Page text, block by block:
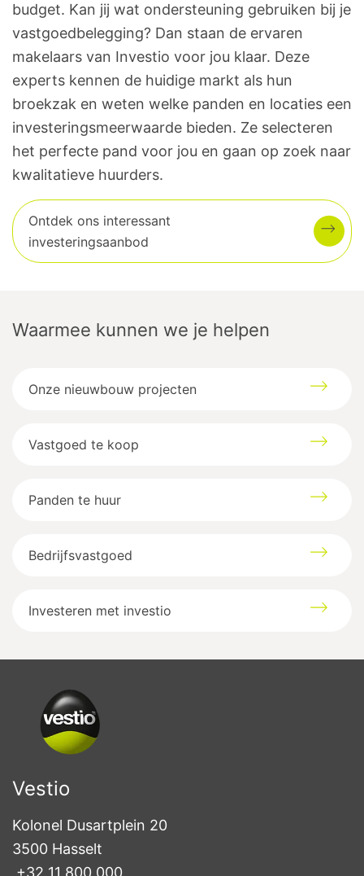
budget. Kan jij wat ondersteuning gebruiken bij je
vastgoedbelegging? Dan staan de ervaren
makelaars van Investio voor jou klaar. Deze
experts kennen de huidige markt als hun
broekzak en weten welke panden en locaties een
investeringsmeerwaarde bieden. Ze selecteren
het perfecte pand voor jou en gaan op zoek naar
kwalitatieve huurders.
Ontdek ons interessant
investeringsaanbod
Waarmee kunnen we je helpen
Onze nieuwbouw projecten
Vastgoed te koop
Panden te huur
Bedrijfsvastgoed
Investeren met investio
Vestio
Kolonel Dusartplein 20
3500 Hasselt
+32 11 800 000